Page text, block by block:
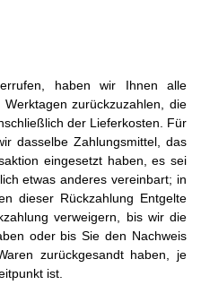
haben wir Ihnen alle
zurückzuzahlen, die
der Lieferkosten. Für
dasselbe Zahlungsmittel, das
eingesetzt haben, es sei
etwas anderes vereinbart; in
dieser Rückzahlung Entgelte
verweigern, bis wir die
oder bis Sie den Nachweis
zurückgesandt haben, je
ist.